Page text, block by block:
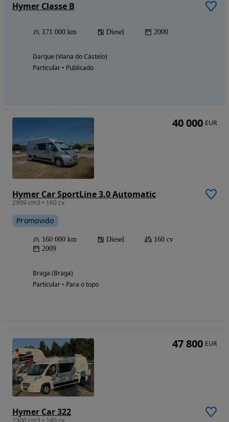
Hymer Classe B
171 000 km Diesel 2000
Darque (Viana do Castelo)
Particular • Publicado
Hymer Car SportLine 3.0 Automatic
2999 cm3 • 160 cv
Promovido
160 000 km Diesel
160 cv
2009
Braga (Braga)
Particular • Para o topo
40 000 EUR
Hymer Car 322
2300 cm3 • 140 cv
47 800 EUR